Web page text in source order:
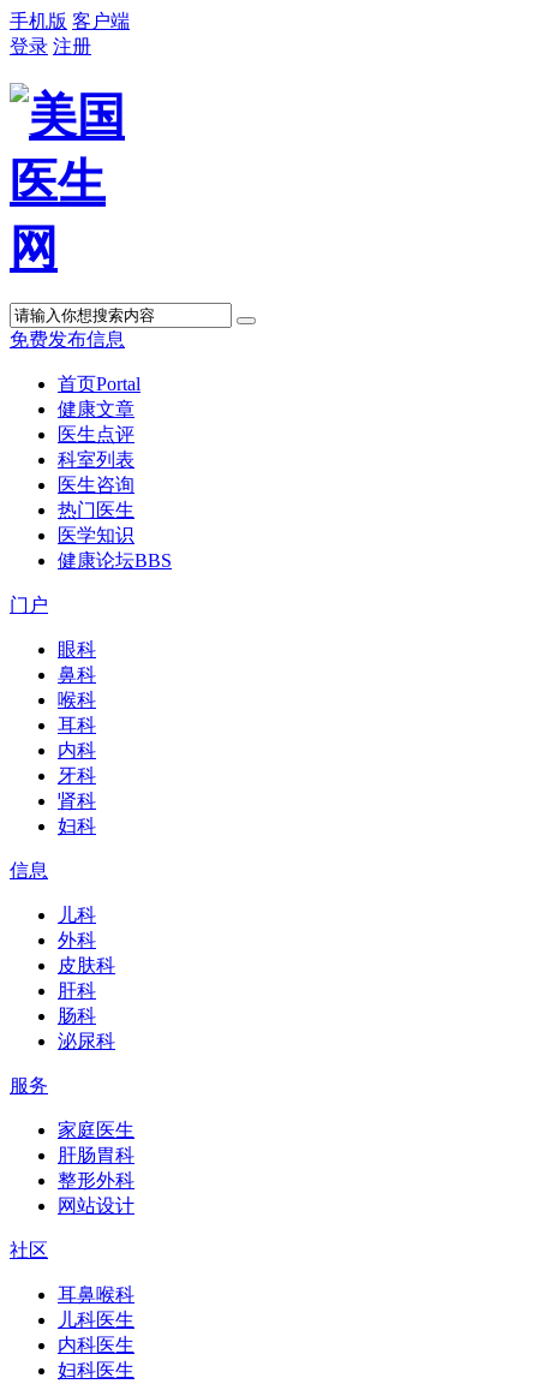
手机版 客户端
登录 注册
免费发布信息
首页Portal
健康文章
医生点评
科室列表
医生咨询
热门医生
医学知识
健康论坛BBS
门户
眼科
鼻科
喉科
耳科
内科
牙科
肾科
妇科
信息
儿科
外科
皮肤科
肝科
肠科
泌尿科
服务
家庭医生
肝肠胃科
整形外科
网站设计
社区
耳鼻喉科
儿科医生
内科医生
妇科医生